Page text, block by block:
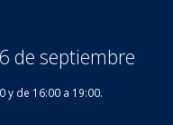
de septiembre
y de 16:00 a 19:00.